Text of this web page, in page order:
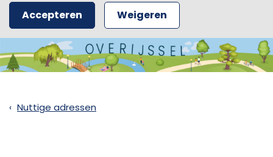
Accepteren Weigeren
Nuttige adressen